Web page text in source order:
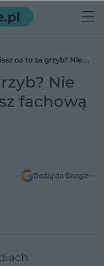
co to za grzyb? Nie
Nie
fachową
Dodaj do Google